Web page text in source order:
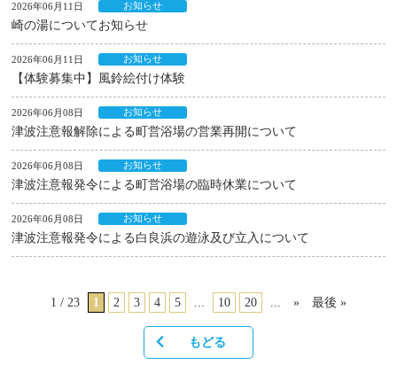
2026年06月11日 お知らせ
崎の湯についてお知らせ
2026年06月11日 お知らせ
【体験募集中】風鈴絵付け体験
2026年06月08日 お知らせ
津波注意報解除による町営浴場の営業再開について
2026年06月08日 お知らせ
津波注意報発令による町営浴場の臨時休業について
2026年06月08日 お知らせ
津波注意報発令による白良浜の遊泳及び立入について
1 / 23 1 2 3 4 5 ... 10 20 ... » 最後 »
もどる